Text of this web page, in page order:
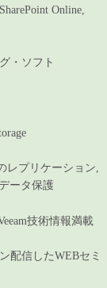
Online,
・ソフト
レプリケーション,
ータ保護
技術情報満載
配信したWEBセミ